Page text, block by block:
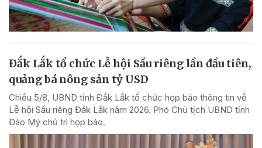
Đắk Lắk tổ chức Lễ hội Sầu riêng lần đầu tiên,
quảng bá nông sản tỷ USD
Chiều 5/8, UBND tỉnh Đắk Lắk tổ chức họp báo thông tin về
Lễ hội Sầu riêng Đắk Lắk năm 2026. Phó Chủ tịch UBND tỉnh
Đào Mỹ chủ trì họp báo.